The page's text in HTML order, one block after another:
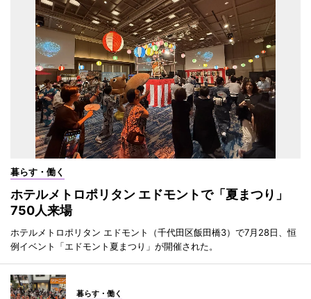
暮らす・働く
ホテルメトロポリタン エドモントで「夏まつり」
750人来場
ホテルメトロポリタン エドモント（千代田区飯田橋3）で7月28日、恒
例イベント「エドモント夏まつり」が開催された。
暮らす・働く